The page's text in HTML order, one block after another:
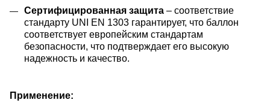
Сертифицированная защита – соответствие
стандарту UNI EN 1303 гарантирует, что баллон
соответствует европейским стандартам
безопасности, что подтверждает его высокую
надежность и качество.
Применение: